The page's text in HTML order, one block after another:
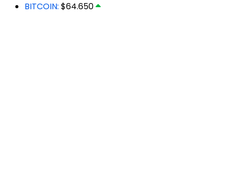
BITCOIN: $64.650